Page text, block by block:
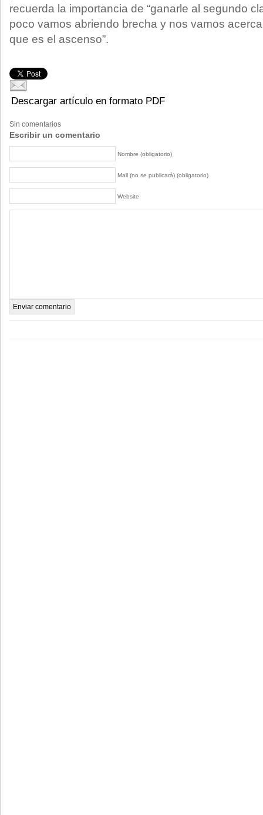
recuerda la importancia de “ganarle al segundo
poco vamos abriendo brecha y nos vamos
que es el ascenso”.
Descargar artículo en formato PDF
Sin comentarios
Escribir un comentario
Nombre (obligatorio)
Mail (no se publicará) (obligatorio)
Website